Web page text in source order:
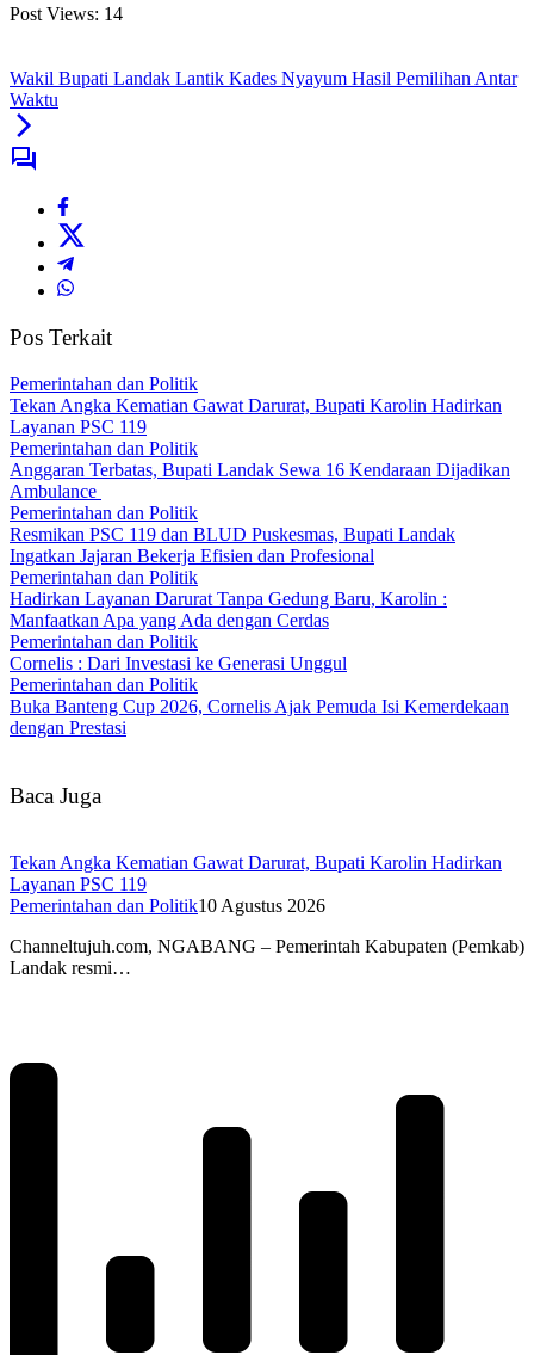
Post Views: 14
Wakil Bupati Landak Lantik Kades Nyayum Hasil Pemilihan Antar
Waktu
Pos Terkait
Pemerintahan dan Politik
Tekan Angka Kematian Gawat Darurat, Bupati Karolin Hadirkan
Layanan PSC 119
Pemerintahan dan Politik
Anggaran Terbatas, Bupati Landak Sewa 16 Kendaraan Dijadikan
Ambulance
Pemerintahan dan Politik
Resmikan PSC 119 dan BLUD Puskesmas, Bupati Landak
Ingatkan Jajaran Bekerja Efisien dan Profesional
Pemerintahan dan Politik
Hadirkan Layanan Darurat Tanpa Gedung Baru, Karolin :
Manfaatkan Apa yang Ada dengan Cerdas
Pemerintahan dan Politik
Cornelis : Dari Investasi ke Generasi Unggul
Pemerintahan dan Politik
Buka Banteng Cup 2026, Cornelis Ajak Pemuda Isi Kemerdekaan
dengan Prestasi
Baca Juga
Tekan Angka Kematian Gawat Darurat, Bupati Karolin Hadirkan
Layanan PSC 119
Pemerintahan dan Politik10 Agustus 2026
Channeltujuh.com, NGABANG – Pemerintah Kabupaten (Pemkab)
Landak resmi…